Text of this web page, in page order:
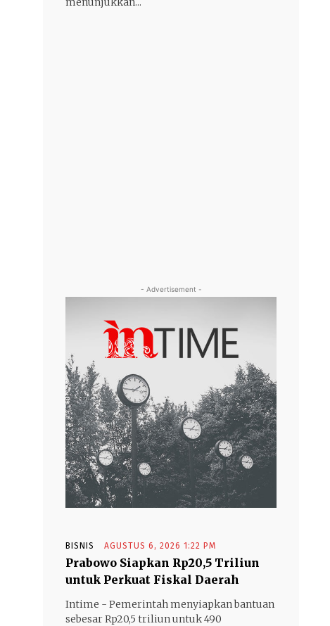
- Advertisement -
BISNIS AGUSTUS 6, 2026 1:22 PM
Prabowo Siapkan Rp20,5 Triliun
untuk Perkuat Fiskal Daerah
Intime - Pemerintah menyiapkan bantuan
sebesar Rp20,5 triliun untuk 490